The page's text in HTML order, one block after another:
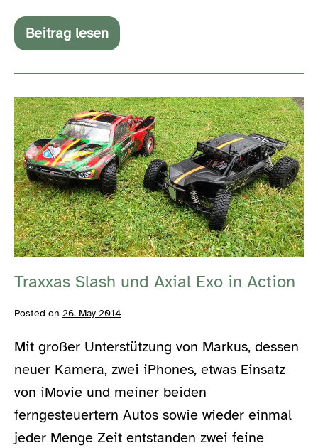
Beitrag lesen
Meeting
people
Traxxas
Slash
und
Axial
Exo
in
Action
Traxxas Slash und Axial Exo in Action
Posted on 26. May 2014
Mit großer Unterstützung von Markus, dessen
neuer Kamera, zwei iPhones, etwas Einsatz
von iMovie und meiner beiden
ferngesteuertern Autos sowie wieder einmal
jeder Menge Zeit entstanden zwei feine